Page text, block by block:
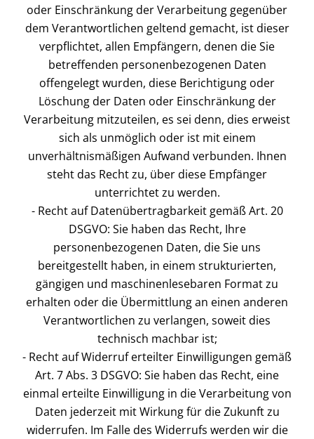
oder Einschränkung der Verarbeitung gegenüber
dem Verantwortlichen geltend gemacht, ist dieser
verpflichtet, allen Empfängern, denen die Sie
betreffenden personenbezogenen Daten
offengelegt wurden, diese Berichtigung oder
Löschung der Daten oder Einschränkung der
Verarbeitung mitzuteilen, es sei denn, dies erweist
sich als unmöglich oder ist mit einem
unverhältnismäßigen Aufwand verbunden. Ihnen
steht das Recht zu, über diese Empfänger
unterrichtet zu werden.
- Recht auf Datenübertragbarkeit gemäß Art. 20
DSGVO: Sie haben das Recht, Ihre
personenbezogenen Daten, die Sie uns
bereitgestellt haben, in einem strukturierten,
gängigen und maschinenlesebaren Format zu
erhalten oder die Übermittlung an einen anderen
Verantwortlichen zu verlangen, soweit dies
technisch machbar ist;
- Recht auf Widerruf erteilter Einwilligungen gemäß
Art. 7 Abs. 3 DSGVO: Sie haben das Recht, eine
einmal erteilte Einwilligung in die Verarbeitung von
Daten jederzeit mit Wirkung für die Zukunft zu
widerrufen. Im Falle des Widerrufs werden wir die